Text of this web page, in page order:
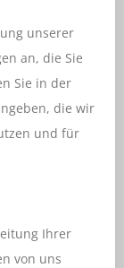
unserer
an, die Sie
Sie in der
die wir
und für
Ihrer
von uns